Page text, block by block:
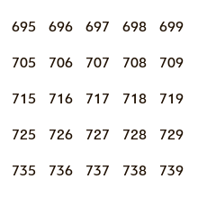
695 696 697 698 699
705 706 707 708 709
715 716 717 718 719
725 726 727 728 729
735 736 737 738 739